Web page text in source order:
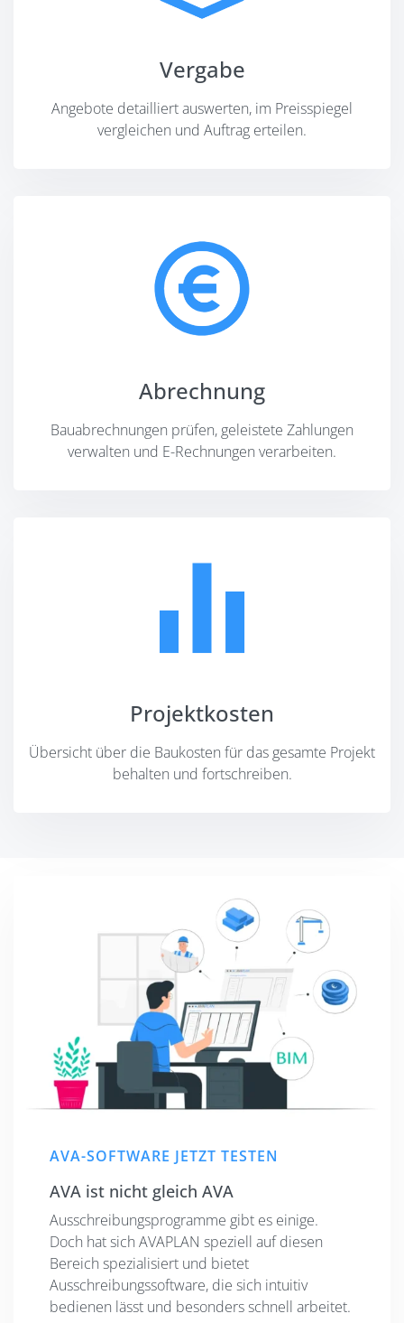
Vergabe
Angebote detailliert auswerten, im Preisspiegel
vergleichen und Auftrag erteilen.
Abrechnung
Bauabrechnungen prüfen, geleistete Zahlungen
verwalten und E-Rechnungen verarbeiten.
Projektkosten
Übersicht über die Baukosten für das gesamte Projekt
behalten und fortschreiben.
AVA-SOFTWARE JETZT TESTEN
AVA ist nicht gleich AVA
Ausschreibungsprogramme gibt es einige.
Doch hat sich AVAPLAN speziell auf diesen
Bereich spezialisiert und bietet
Ausschreibungssoftware, die sich intuitiv
bedienen lässt und besonders schnell arbeitet.